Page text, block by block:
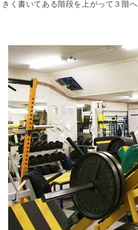
きく書いてある階段を上がって３階